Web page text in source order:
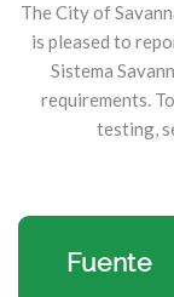
The City of
is pleased to
Sistema
requirements.
testing,
Fuente